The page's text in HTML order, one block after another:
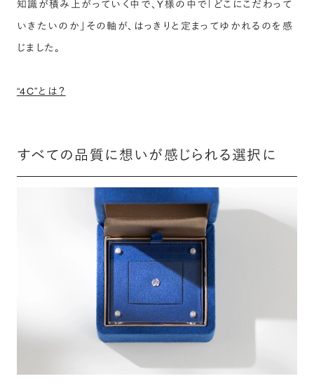
知識が積み上がっていく中で、Y様の中で「どこにこだわって
いきたいのか」その軸が、はっきりと定まってゆかれるのを感
じました。
“4C”とは？
すべての品質に想いが感じられる選択に